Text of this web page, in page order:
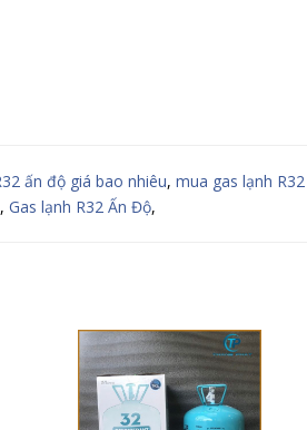
ấn độ giá bao nhiêu, mua gas lạnh
, Gas lạnh R32 Ấn Độ,